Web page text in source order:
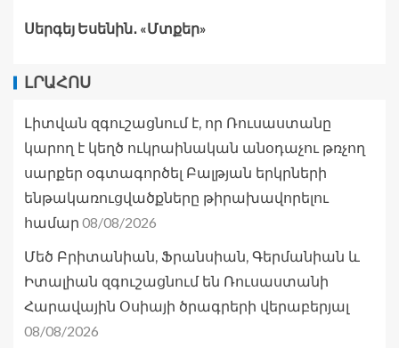
Սերգեյ Եսենին․ «Մտքեր»
ԼՐԱՀՈՍ
Լիտվան զգուշացնում է, որ Ռուսաստանը
կարող է կեղծ ուկրաինական անօդաչու թռչող
սարքեր օգտագործել Բալթյան երկրների
ենթակառուցվածքները թիրախավորելու
համար 08/08/2026
Մեծ Բրիտանիան, Ֆրանսիան, Գերմանիան և
Իտալիան զգուշացնում են Ռուսաստանի
Հարավային Օսիայի ծրագրերի վերաբերյալ
08/08/2026